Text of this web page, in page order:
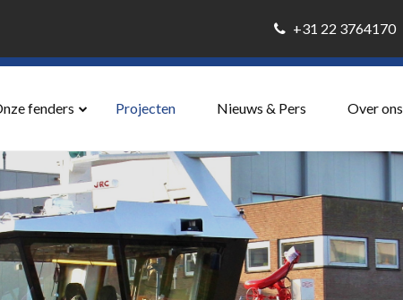
+31 22 3764170
fenders Projecten Nieuws & Pers Over ons